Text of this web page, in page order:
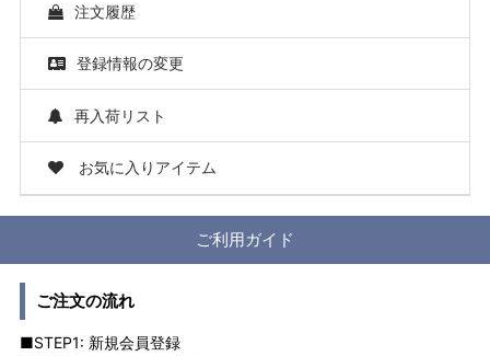
注文履歴
登録情報の変更
再入荷リスト
お気に入りアイテム
ご利用ガイド
ご注文の流れ
■STEP1: 新規会員登録